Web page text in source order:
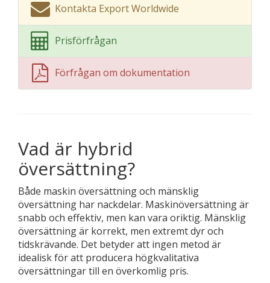
Kontakta Export Worldwide
Prisförfrågan
Förfrågan om dokumentation
Vad är hybrid
översättning?
Både maskin översättning och mänsklig
översättning har nackdelar. Maskinöversättning är
snabb och effektiv, men kan vara oriktig. Mänsklig
översättning är korrekt, men extremt dyr och
tidskrävande. Det betyder att ingen metod är
idealisk för att producera högkvalitativa
översättningar till en överkomlig pris.